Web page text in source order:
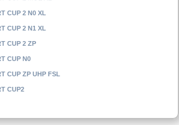
CUP 2 N0 XL
CUP 2 N1 XL
CUP 2 ZP
CUP N0
CUP ZP UHP FSL
CUP2